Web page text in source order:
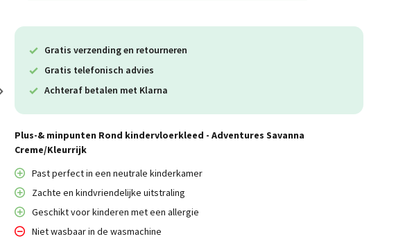
Gratis verzending en retourneren
Gratis telefonisch advies
Achteraf betalen met Klarna
Plus-& minpunten Rond kindervloerkleed - Adventures Savanna
Creme/Kleurrijk
Past perfect in een neutrale kinderkamer
Zachte en kindvriendelijke uitstraling
Geschikt voor kinderen met een allergie
Niet wasbaar in de wasmachine